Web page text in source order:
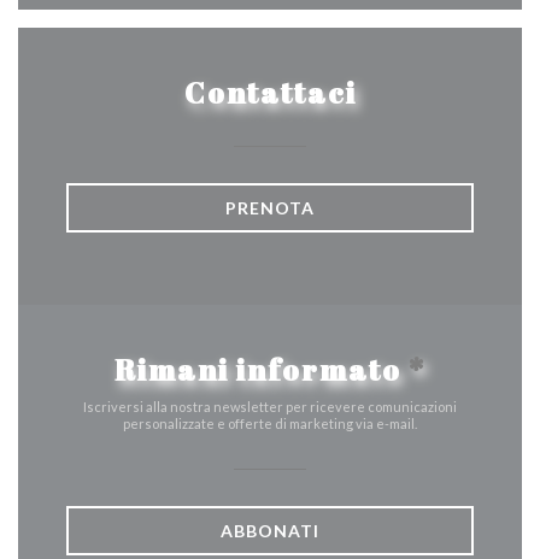
Contattaci
PRENOTA
Rimani informato*
Iscriversi alla nostra newsletter per ricevere comunicazioni
personalizzate e offerte di marketing via e-mail.
ABBONATI